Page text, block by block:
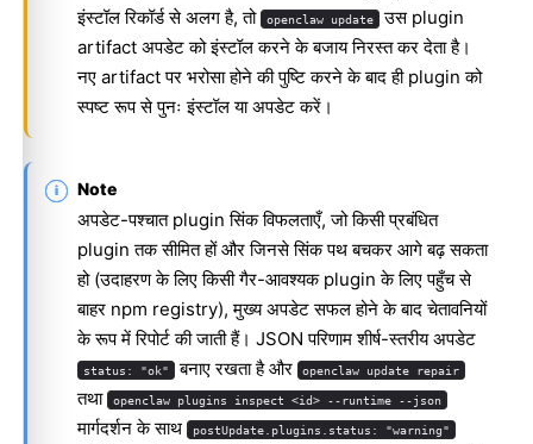
इंस्टॉल रिकॉर्ड से अलग है, तो
openclaw update उस plugin
artifact अपडेट को इंस्टॉल करने के बजाय निरस्त कर देता है।
नए artifact पर भरोसा होने की पुष्टि करने के बाद ही plugin को
स्पष्ट रूप से पुनः इंस्टॉल या अपडेट करें।
Note
अपडेट-पश्चात plugin सिंक विफलताएँ, जो किसी प्रबंधित
plugin तक सीमित हों और जिनसे सिंक पथ बचकर आगे बढ़ सकता
हो (उदाहरण के लिए किसी गैर-आवश्यक plugin के लिए पहुँच से
बाहर npm registry), मुख्य अपडेट सफल होने के बाद चेतावनियों
के रूप में रिपोर्ट की जाती हैं। JSON परिणाम शीर्ष-स्तरीय अपडेट
status: "ok" बनाए रखता है और openclaw update repair
तथा openclaw plugins inspect <id> --runtime --json
मार्गदर्शन के साथ postUpdate.plugins.status: "warning"